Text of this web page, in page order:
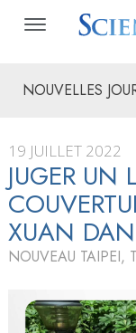
NOUVELLES
19 JUILLET 2022
JUGER UN
XUAN
NOUVEAU TAIPEI,